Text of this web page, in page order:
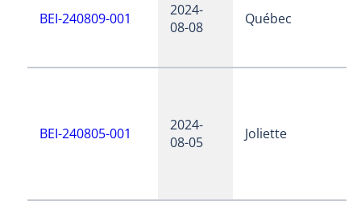
BEI-240809-001
2024-
08-08
Québec
BEI-240805-001
2024-
08-05
Joliette